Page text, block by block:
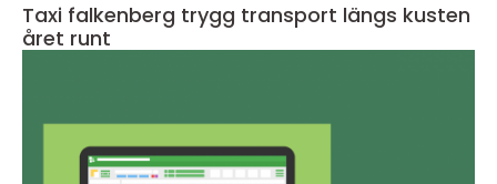
Taxi falkenberg trygg transport längs kusten
året runt